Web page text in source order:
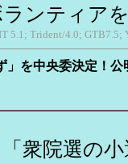
ランティ
5.1; Trident/4.0; GTB7.5;
を中央委決定！公
衆院選の小